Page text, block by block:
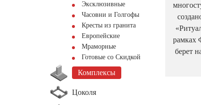
Эксклюзивные
Часовни и Голгофы
Кресты из гранита
Европейские
Мраморные
Готовые со Скидкой
Комплексы
Цоколя
рамках
берет